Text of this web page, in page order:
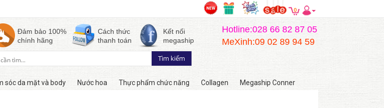
0
Đảm bảo 100%
chính hãng
Cách thức
thanh toán
Kết nối
megaship
Hotline:028 66 82 87 05
MeXinh:09 02 89 94 59
sóc da mặt và body Nước hoa Thực phẩm chức năng Collagen Megaship Conner